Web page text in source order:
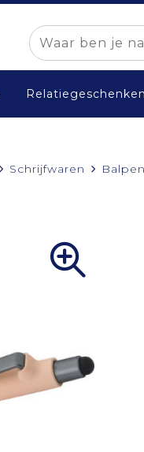
Relatiegeschenken
Schrijfwaren